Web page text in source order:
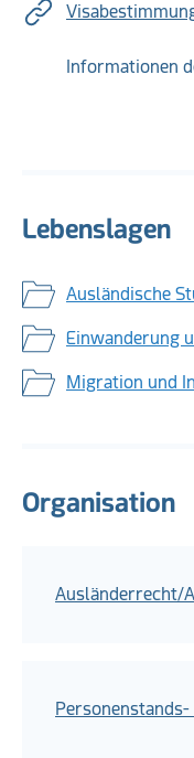
Informationen
Lebenslagen
Ausländische
Einwanderung
Migration und
Organisation
Ausländerrecht/